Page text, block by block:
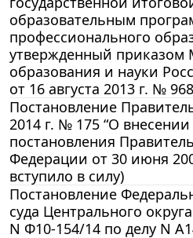
образовательным
профессионального
утвержденный приказом
образования и науки
от 16 августа 2013 г. №
Постановление
2014 г. № 175 “О
постановления
Федерации от 30 июня
вступило в силу)
Постановление
суда Центрального
N Ф10-154/14 по делу N